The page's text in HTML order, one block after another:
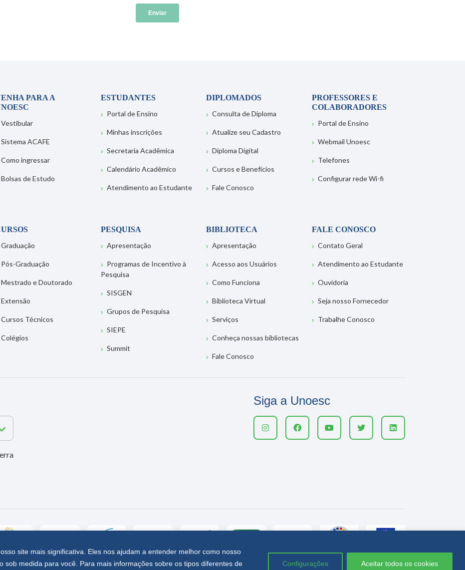
site mais significativa. Eles nos ajudam a entender melhor como nosso
medida para você. Para mais informações sobre os tipos diferentes de
Configurações Aceitar todos os cookies
PARA A
Vestibular
Sistema ACAFE
Como ingressar
Bolsas de Estudo
ESTUDANTES
Portal de Ensino
Minhas inscrições
Secretaria Acadêmica
Calendário Acadêmico
Atendimento ao Estudante
DIPLOMADOS
Consulta de Diploma
Atualize seu Cadastro
Diploma Digital
Cursos e Benefícios
Fale Conosco
PROFESSORES E
COLABORADORES
Portal de Ensino
Webmail Unoesc
Telefones
Configurar rede Wi-fi
Graduação
Pós-Graduação
Mestrado e Doutorado
Extensão
Cursos Técnicos
Colégios
PESQUISA
Apresentação
Programas de Incentivo à
Pesquisa
SISGEN
Grupos de Pesquisa
SIEPE
Summit
BIBLIOTECA
Apresentação
Acesso aos Usuários
Como Funciona
Biblioteca Virtual
Serviços
Conheça nossas bibliotecas
Fale Conosco
FALE CONOSCO
Contato Geral
Atendimento ao Estudante
Ouvidoria
Seja nosso Fornecedor
Trabalhe Conosco
Siga a Unoesc